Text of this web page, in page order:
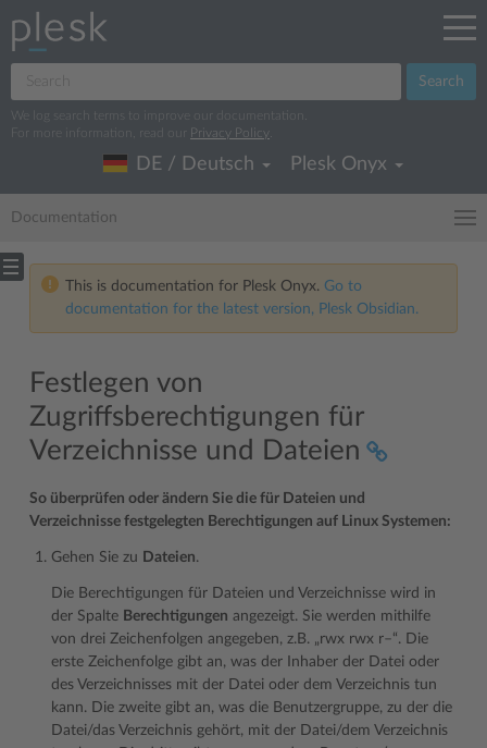
Search
We log search terms to improve our documentation.
For more information, read our
Privacy Policy
DE / Deutsch Plesk Onyx
Documentation
This is documentation for Plesk Onyx. Go to
documentation for the latest version, Plesk Obsidian.
Festlegen von
Zugriffsberechtigungen für
Verzeichnisse und Dateien
So überprüfen oder ändern Sie die für Dateien und
Verzeichnisse festgelegten Berechtigungen auf Linux Systemen:
Gehen Sie zu Dateien.
Die Berechtigungen für Dateien und Verzeichnisse wird in
der Spalte Berechtigungen angezeigt. Sie werden mithilfe
von drei Zeichenfolgen angegeben, z.B. „rwx rwx r–“. Die
erste Zeichenfolge gibt an, was der Inhaber der Datei oder
des Verzeichnisses mit der Datei oder dem Verzeichnis tun
kann. Die zweite gibt an, was die Benutzergruppe, zu der die
Datei/das Verzeichnis gehört, mit der Datei/dem Verzeichnis